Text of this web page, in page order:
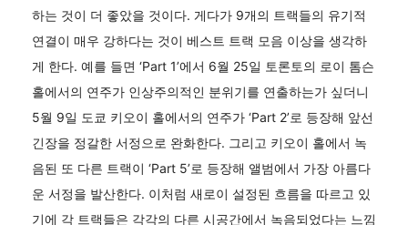
하는 것이 더 좋았을 것이다. 게다가 9개의 트랙들의 유기적
연결이 매우 강하다는 것이 베스트 트랙 모음 이상을 생각하
게 한다. 예를 들면 ‘Part 1’에서 6월 25일 토론토의 로이 톰슨
홀에서의 연주가 인상주의적인 분위기를 연출하는가 싶더니
5월 9일 도쿄 키오이 홀에서의 연주가 ‘Part 2’로 등장해 앞선
긴장을 정갈한 서정으로 완화한다. 그리고 키오이 홀에서 녹
음된 또 다른 트랙이 ‘Part 5’로 등장해 앨범에서 가장 아름다
운 서정을 발산한다. 이처럼 새로이 설정된 흐름을 따르고 있
기에 각 트랙들은 각각의 다른 시공간에서 녹음되었다는 느낌